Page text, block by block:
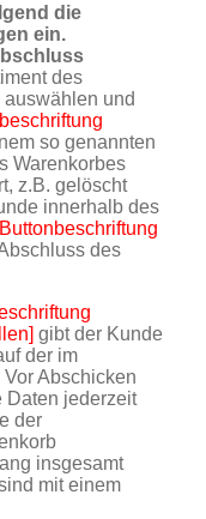
die
ein.
des
und
so genannten
Warenkorbes
z.B. gelöscht
innerhalb des
Buttonbeschriftung
des
gibt der Kunde
der im
Abschicken
Daten jederzeit
der
insgesamt
mit einem